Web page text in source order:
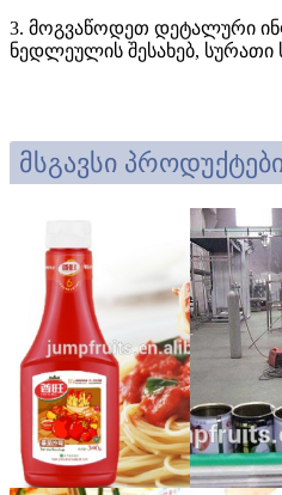
3. მოგვაწოდეთ დეტალური
ნედლეულის შესახებ, სურათი
მსგავსი